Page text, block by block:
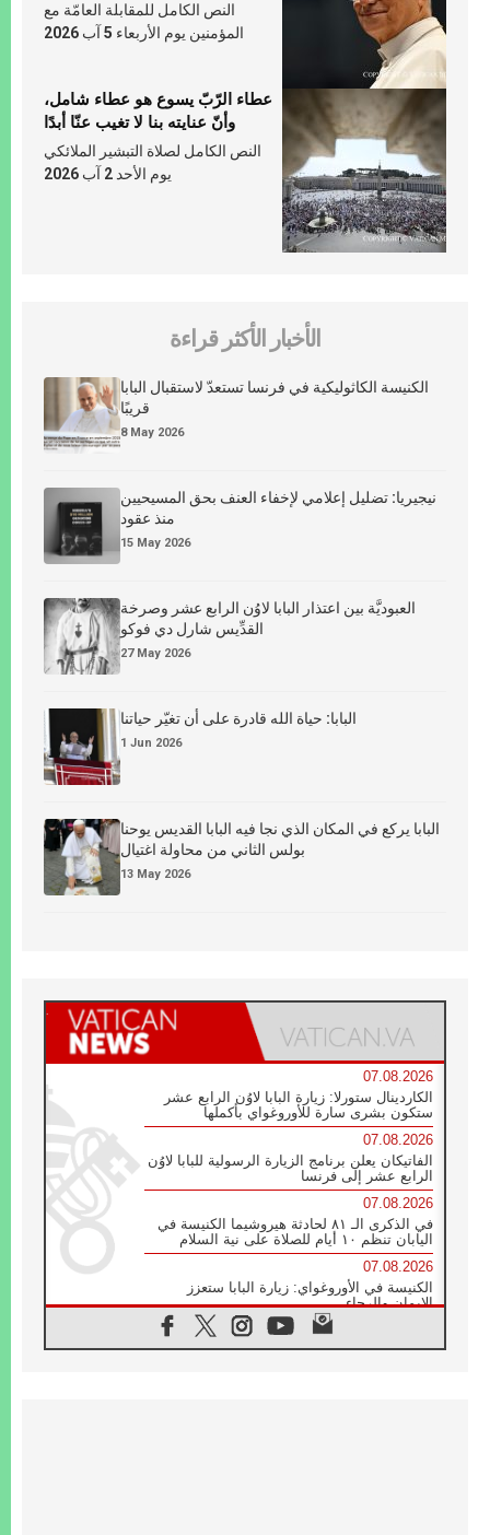
النص الكامل للمقابلة العامّة مع
المؤمنين يوم الأربعاء 5 آب 2026
عطاء الرّبّ يسوع هو عطاء شامل،
وأنّ عنايته بنا لا تغيب عنّا أبدًا
النص الكامل لصلاة التبشير الملائكي
يوم الأحد 2 آب 2026
الأخبار الأكثر قراءة
الكنيسة الكاثوليكية في فرنسا تستعدّ لاستقبال البابا
قريبًا
8 May 2026
نيجيريا: تضليل إعلامي لإخفاء العنف بحق المسيحيين
منذ عقود
15 May 2026
العبوديَّة بين اعتذار البابا لاوُن الرابع عشر وصرخة
القدِّيس شارل دي فوكو
27 May 2026
البابا: حياة الله قادرة على أن تغيّر حياتنا
1 Jun 2026
البابا يركع في المكان الذي نجا فيه البابا القديس يوحنا
بولس الثاني من محاولة اغتيال
13 May 2026
07.08.2026
الكاردينال ستورلا: زيارة البابا لاوُن الرابع عشر
ستكون بشرى سارة للأوروغواي بأكملها
07.08.2026
الفاتيكان يعلن برنامج الزيارة الرسولية للبابا لاوُن
الرابع عشر إلى فرنسا
07.08.2026
في الذكرى الـ ٨١ لحادثة هيروشيما الكنيسة في
اليابان تنظم ١٠ أيام للصلاة على نية السلام
07.08.2026
الكنيسة في الأوروغواي: زيارة البابا ستعزز
الإيمان والرجاء
الاجتماع الشهري للمطارنة الموارنة